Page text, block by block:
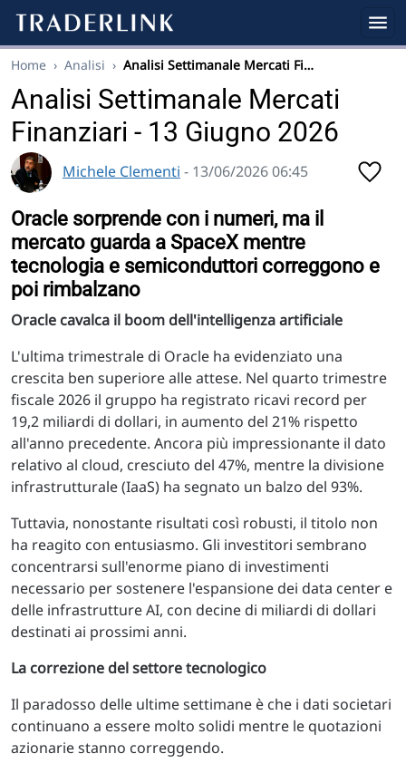
Home › Analisi › Analisi Settimanale Mercati Fi…
Analisi Settimanale Mercati
Finanziari - 13 Giugno 2026
Michele Clementi - 13/06/2026 06:45
Oracle sorprende con i numeri, ma il
mercato guarda a SpaceX mentre
tecnologia e semiconduttori correggono e
poi rimbalzano
Oracle cavalca il boom dell'intelligenza artificiale
L'ultima trimestrale di Oracle ha evidenziato una
crescita ben superiore alle attese. Nel quarto trimestre
fiscale 2026 il gruppo ha registrato ricavi record per
19,2 miliardi di dollari, in aumento del 21% rispetto
all'anno precedente. Ancora più impressionante il dato
relativo al cloud, cresciuto del 47%, mentre la divisione
infrastrutturale (IaaS) ha segnato un balzo del 93%.
Tuttavia, nonostante risultati così robusti, il titolo non
ha reagito con entusiasmo. Gli investitori sembrano
concentrarsi sull'enorme piano di investimenti
necessario per sostenere l'espansione dei data center e
delle infrastrutture AI, con decine di miliardi di dollari
destinati ai prossimi anni.
La correzione del settore tecnologico
Il paradosso delle ultime settimane è che i dati societari
continuano a essere molto solidi mentre le quotazioni
azionarie stanno correggendo.